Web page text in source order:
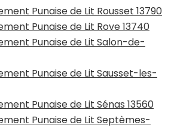
Punaise de Lit Rousset 13790
Punaise de Lit Rove 13740
Punaise de Lit Salon-de-
Punaise de Lit Sausset-les-
Punaise de Lit Sénas 13560
Punaise de Lit Septèmes-